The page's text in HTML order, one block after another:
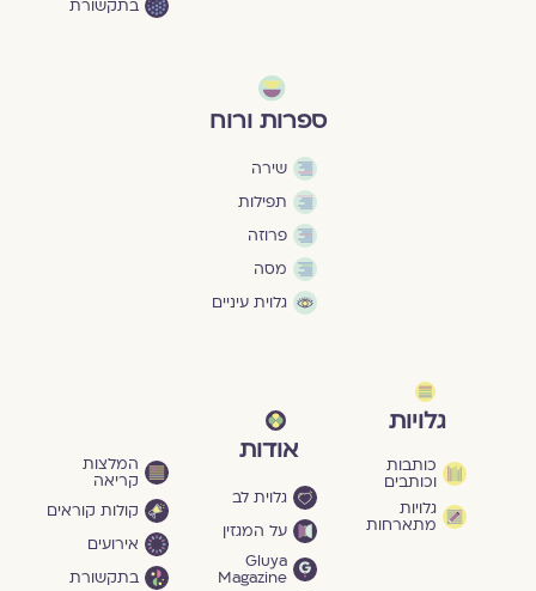
בתקשורת
ספרות ורוח
שירה
תפילות
פרוזה
מסה
גלוית עיניים
גלויות
כותבות
וכותבים
גלויות
מתארחות
אודות
גלוית לב
על המגזין
Gluya
Magazine
המלצות
קריאה
קולות קוראים
אירועים
בתקשורת